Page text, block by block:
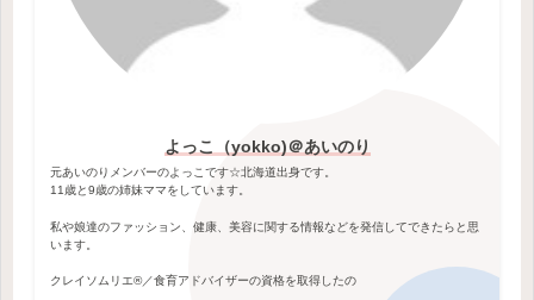
よっこ（yokko)＠あいのり
元あいのりメンバーのよっこです☆北海道出身です。
11歳と9歳の姉妹ママをしています。
私や娘達のファッション、健康、美容に関する情報などを発信してできたらと思
います。
クレイソムリエ®️／食育アドバイザーの資格を取得したの